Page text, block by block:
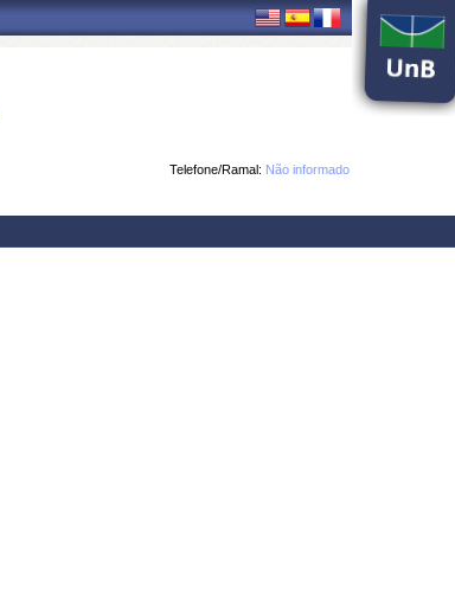
Telefone/Ramal: Não informado